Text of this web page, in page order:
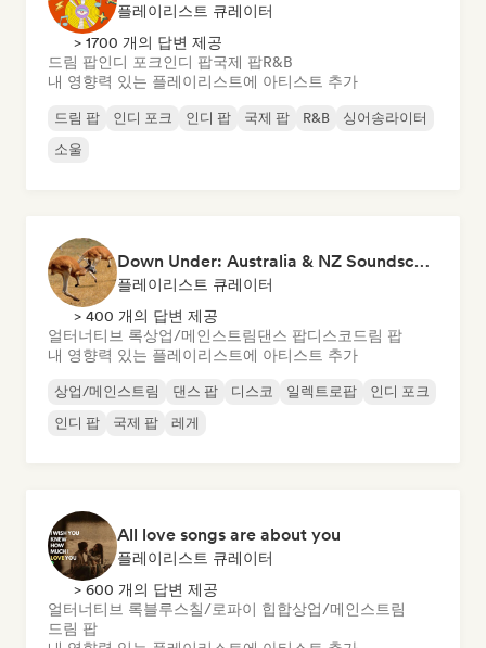
플레이리스트 큐레이터
> 1700 개의 답변 제공
드림 팝인디 포크인디 팝국제 팝R&B
내 영향력 있는 플레이리스트에 아티스트 추가
드림 팝 인디 포크 인디 팝 국제 팝 R&B
싱어송라이터
소울
Down Under: Australia & NZ Soundscape
플레이리스트 큐레이터
> 400 개의 답변 제공
얼터너티브 록상업/메인스트림댄스 팝디스코 드림 팝
내 영향력 있는 플레이리스트에 아티스트 추가
상업/메인스트림 댄스 팝 디스코 일렉트로팝
인디 포크
인디 팝
국제 팝 레게
All love songs are about you
플레이리스트 큐레이터
> 600 개의 답변 제공
얼터너티브 록블루스칠/로파이 힙합상업/메인스트림
드림 팝